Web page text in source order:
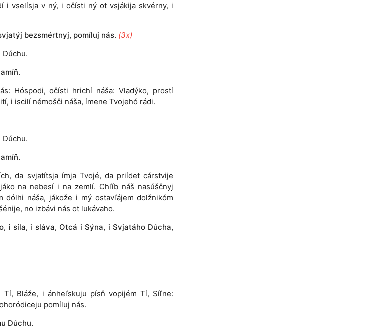
i vselísja v ný, i očísti ný ot vsjákija skvérny, i
bezsmértnyj, pomíluj nás. (3x)
Dúchu.
Hóspodi, očísti hrichí náša: Vladýko, prostí
i iscilí némošči náša, ímene Tvojehó rádi.
Dúchu.
da svjatítsja ímja Tvojé, da priídet cárstvije
na nebesí i na zemlí. Chľíb náš nasúščnyj
dólhi náša, jákože i mý ostavľájem dolžnikóm
no izbávi nás ot lukávaho.
i síla, i sláva, Otcá i Sýna, i Svjatáho Dúcha,
Tí, Bláže, i ánheľskuju písň vopijém Tí, Síľne:
pomíluj nás.
Dúchu.